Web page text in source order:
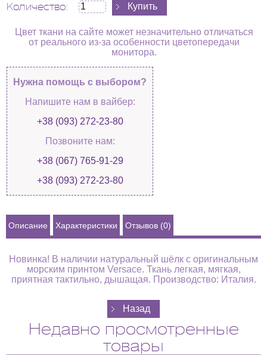
Количество:
Цвет ткани на сайте может незначительно отличаться
от реального из-за особенности цветопередачи
монитора.
Нужна помощь с выбором?
Напишите нам в вайбер:
+38 (093) 272-23-80
Позвоните нам:
+38 (067) 765-91-29
+38 (093) 272-23-80
Описание Характеристики Отзывов (0)
Новинка! В наличии натуральный шёлк с оригинальным
морским принтом Versace. Ткань легкая, мягкая,
приятная тактильно, дышащая. Производство: Италия.
Недавно просмотренные
товары